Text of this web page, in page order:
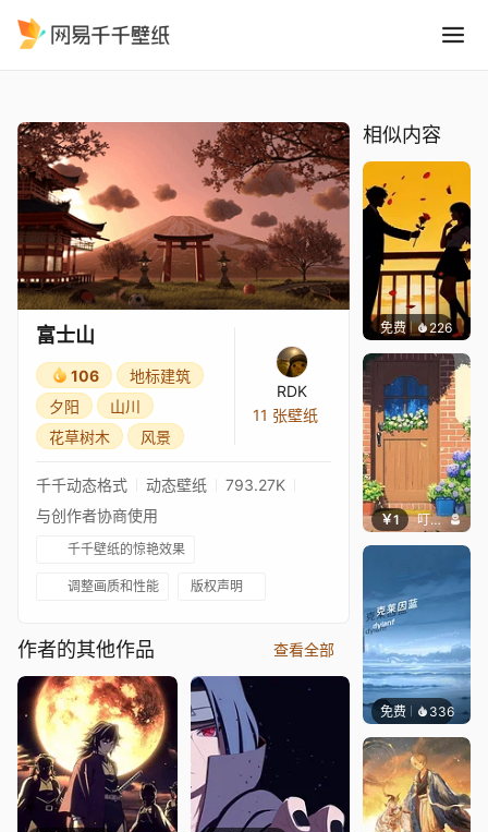
富士山
106
地标建筑
夕阳
山川
花草树木
风景
RDK
11 张壁纸
千千动态格式 动态壁纸
793.27K
与创作者协商使用
千千壁纸的惊艳效果
调整画质和性能 版权声明
作者的其他作品 查看全部
相似内容
免费 226渔小小
￥1 叮叮当当
免费 336冰茶Ln